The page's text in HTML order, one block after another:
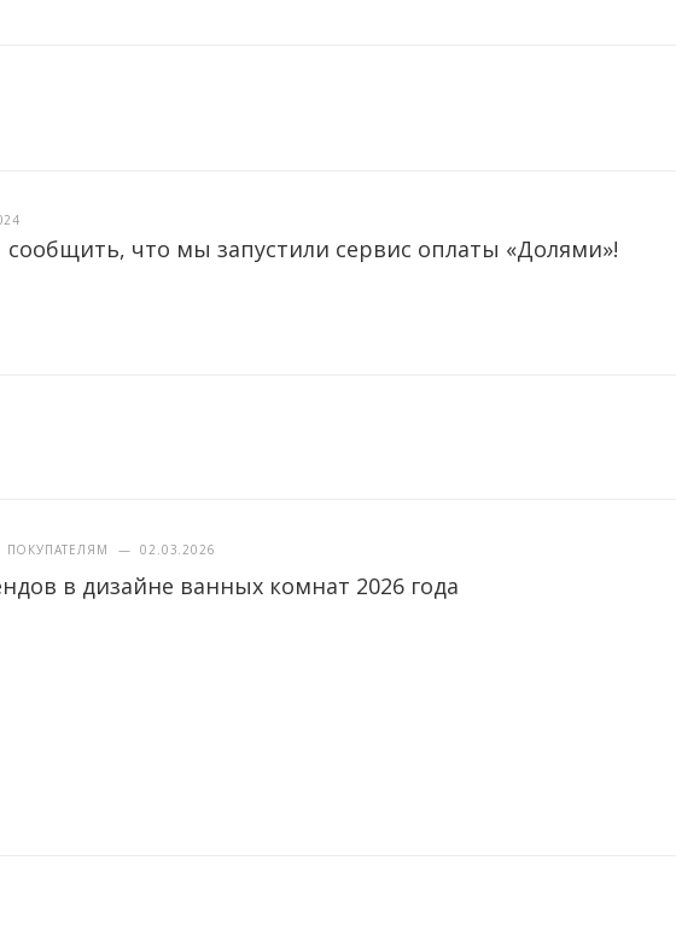
сообщить, что мы запустили сервис оплаты «Долями»!
ПОКУПАТЕЛЯМ — 02.03.2026
в дизайне ванных комнат 2026 года